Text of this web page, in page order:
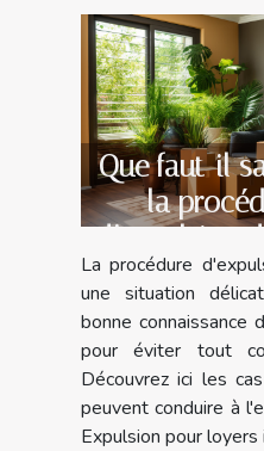
Que faut-il
la
d’expulsion
La procédure
une situation
bonne connaissance
pour éviter tout
Découvrez ici les
peuvent conduire à
Expulsion pour